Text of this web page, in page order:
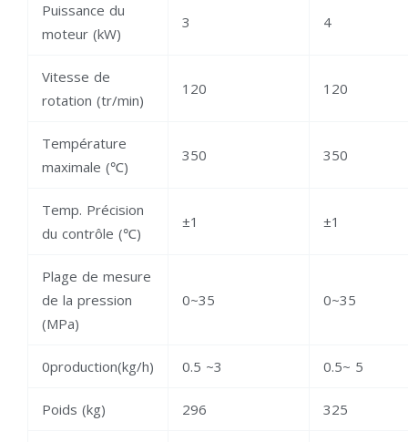
Puissance du
moteur (kW)
3 4
Vitesse de
rotation (tr/min)
120 120
Température
maximale (℃)
350 350
Temp. Précision
du contrôle (℃)
±1 ±1
Plage de mesure
de la pression
(MPa)
0~35 0~35
0production(kg/h) 0.5 ~3 0.5~ 5
Poids (kg) 296 325